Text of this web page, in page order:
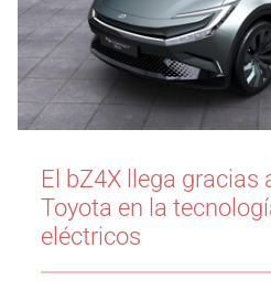
El bZ4X llega gracias
Toyota en la
eléctricos